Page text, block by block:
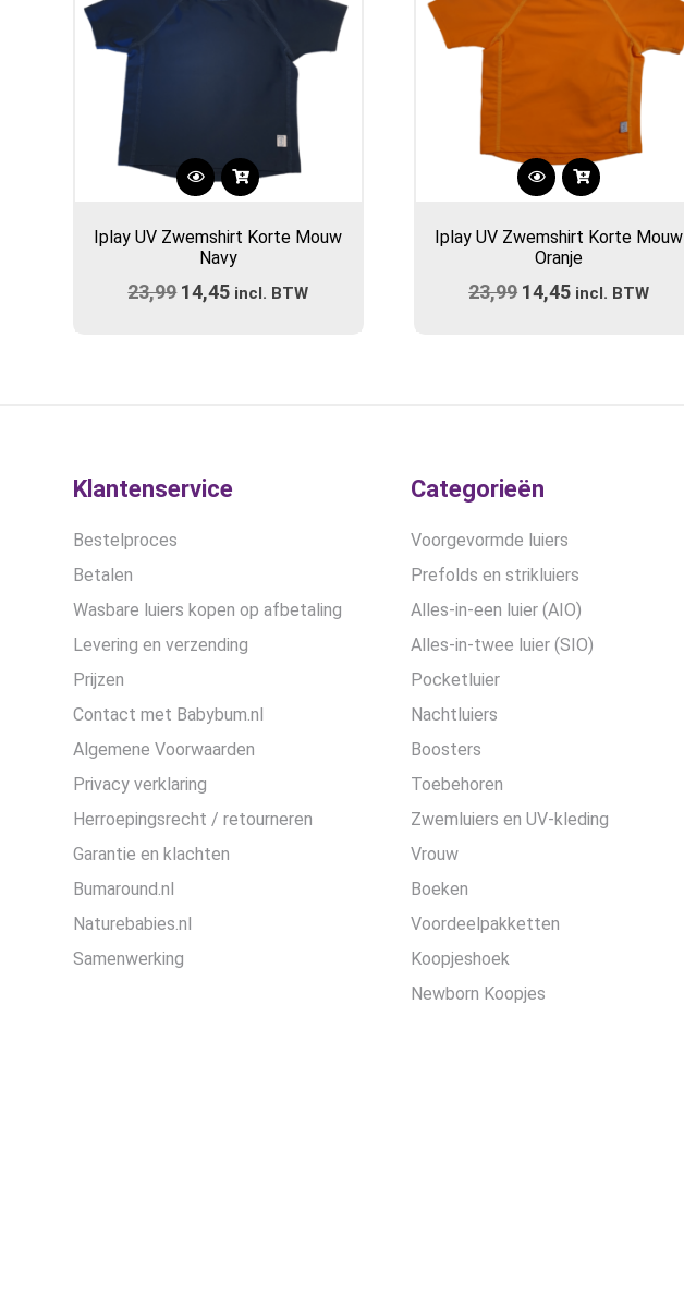
Dit
heeft
meerdere
variaties.
productpagina
Iplay UV Zwemshirt Korte Mouw
Navy
23,99 Oorspronkelijke
14,45 Huidige
incl. BTW
Dit
heeft
meerdere
variaties.
Iplay UV Zwemshirt Korte Mouw
Oranje
23,99 Oorspronkelijke
14,45 Huidige
incl. BTW
Klantenservice
Bestelproces
Betalen
Wasbare luiers kopen op afbetaling
Levering en verzending
Prijzen
Contact met Babybum.nl
Algemene Voorwaarden
Privacy verklaring
Herroepingsrecht / retourneren
Garantie en klachten
Bumaround.nl
Naturebabies.nl
Samenwerking
Categorieën
Voorgevormde luiers
Prefolds en strikluiers
Alles-in-een luier (AIO)
Alles-in-twee luier (SIO)
Pocketluier
Nachtluiers
Boosters
Toebehoren
Zwemluiers en UV-kleding
Vrouw
Boeken
Voordeelpakketten
Koopjeshoek
Newborn Koopjes